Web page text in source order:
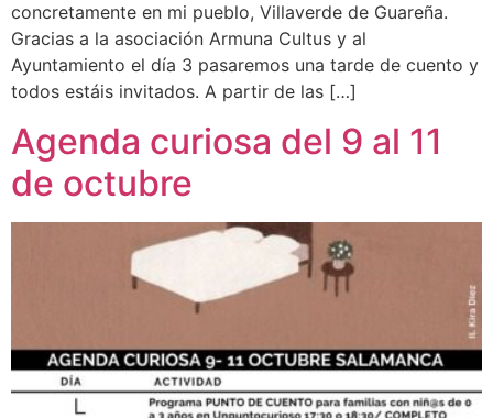
concretamente en mi pueblo, Villaverde de Guareña.
Gracias a la asociación Armuna Cultus y al
Ayuntamiento el día 3 pasaremos una tarde de cuento y
todos estáis invitados. A partir de las […]
Agenda curiosa del 9 al 11
de octubre